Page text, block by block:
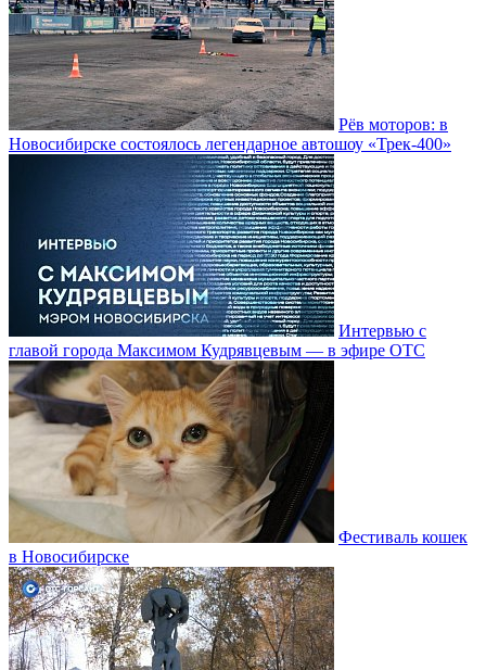
Рёв моторов: в
Новосибирске состоялось легендарное автошоу «Трек-400»
Интервью с
главой города Максимом Кудрявцевым — в эфире ОТС
Фестиваль кошек
в Новосибирске